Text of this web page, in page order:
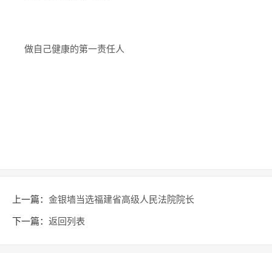
做自己健康的第一责任人
上一篇： 金银墙当选福建省高级人民法院院长
下一篇： 返回列表